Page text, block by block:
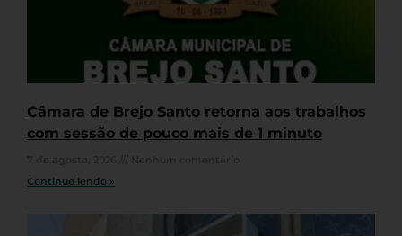
Câmara de Brejo Santo retorna aos trabalhos
com sessão de pouco mais de 1 minuto
Continue lendo »